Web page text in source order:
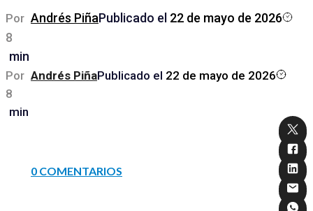
Por Andrés PiñaPublicado el 22 de mayo de 2026
8
min
Por Andrés PiñaPublicado el 22 de mayo de 2026
8
min
0 COMENTARIOS